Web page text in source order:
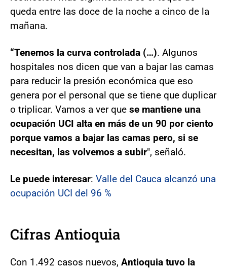
queda entre las doce de la noche a cinco de la
mañana.
“Tenemos la curva controlada (…). Algunos
hospitales nos dicen que van a bajar las camas
para reducir la presión económica que eso
genera por el personal que se tiene que duplicar
o triplicar. Vamos a ver que se mantiene una
ocupación UCI alta en más de un 90 por ciento
porque vamos a bajar las camas pero, si se
necesitan, las volvemos a subir", señaló.
Le puede interesar: Valle del Cauca alcanzó una
ocupación UCI del 96 %
Cifras Antioquia
Con 1.492 casos nuevos, Antioquia tuvo la